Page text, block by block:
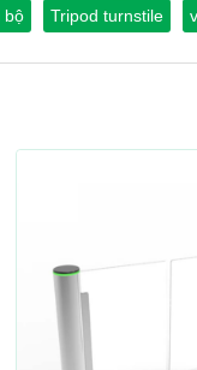
bộ Tripod turnstile